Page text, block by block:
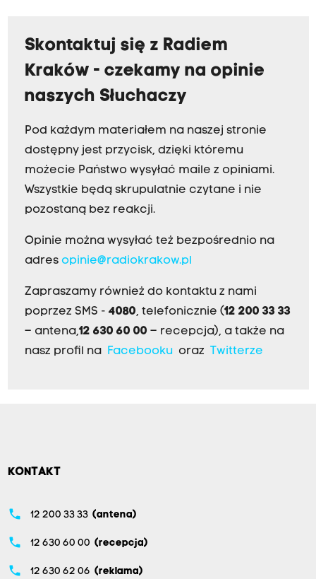
Skontaktuj się z Radiem
Kraków - czekamy na opinie
naszych Słuchaczy
Pod każdym materiałem na naszej stronie
dostępny jest przycisk, dzięki któremu
możecie Państwo wysyłać maile z opiniami.
Wszystkie będą skrupulatnie czytane i nie
pozostaną bez reakcji.
Opinie można wysyłać też bezpośrednio na
adres opinie@radiokrakow.pl
Zapraszamy również do kontaktu z nami
poprzez SMS - 4080, telefonicznie (12 200 33 33
– antena,12 630 60 00 – recepcja), a także na
nasz profil na
Facebookuoraz Twitterze
KONTAKT
phone 12 200 33 33 (antena)
phone 12 630 60 00 (recepcja)
phone 12 630 62 06 (reklama)